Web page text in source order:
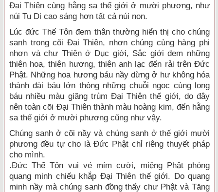
Đại Thiên cùng hằng sa thế giới ở mười phương, như
núi Tu Di cao sáng hơn tất cả núi non.
Lúc đức Thế Tôn đem thân thường hiển thị cho chúng
sanh trong cõi Đại Thiên, nhơn chúng cùng hàng phi
nhơn và chư Thiên ở Dục giới, Sắc giới đem những
thiên hoa, thiên hương, thiên anh lạc đến rải trên Đức
Phật. Những hoa hương báu nầy dừng ở hư không hóa
thành đài báu lớn thòng những chuỗi ngọc cùng lọng
báu nhiều màu giăng trùm Đại Thiên thế giới, do đây
nên toàn cõi Đại Thiên thành màu hoàng kim, đến hằng
sa thế giới ở mười phương cũng như vậy.
Chúng sanh ở cõi nầy và chúng sanh ở thế giới mười
phương đều tự cho là Đức Phật chỉ riêng thuyết pháp
cho mình.
.Đức Thế Tôn vui vẻ mỉm cười, miệng Phật phóng
quang minh chiếu khắp Đại Thiên thế giới. Do quang
minh nầy mà chúng sanh đồng thấy chư Phật và Tăng